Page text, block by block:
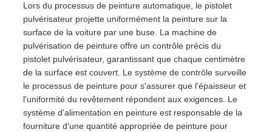
Lors du processus de peinture automatique, le pistolet
pulvérisateur projette uniformément la peinture sur la
surface de la voiture par une buse. La machine de
pulvérisation de peinture offre un contrôle précis du
pistolet pulvérisateur, garantissant que chaque centimètre
de la surface est couvert. Le système de contrôle surveille
le processus de peinture pour s'assurer que l'épaisseur et
l'uniformité du revêtement répondent aux exigences. Le
système d'alimentation en peinture est responsable de la
fourniture d'une quantité appropriée de peinture pour